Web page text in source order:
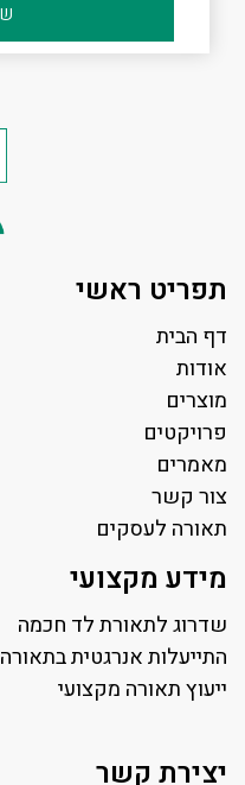
תפריט ראשי
דף הבית
אודות
מוצרים
פרויקטים
מאמרים
צור קשר
תאורה לעסקים
פאנל לד
פרופיל תאורה
תאורה לאולמות ספורט
תאורה למגרשי טניס
מידע מקצועי
שדרוג לתאורת לד חכמה
התייעלות אנרגטית בתאורה
ייעוץ תאורה מקצועי
יצירת קשר